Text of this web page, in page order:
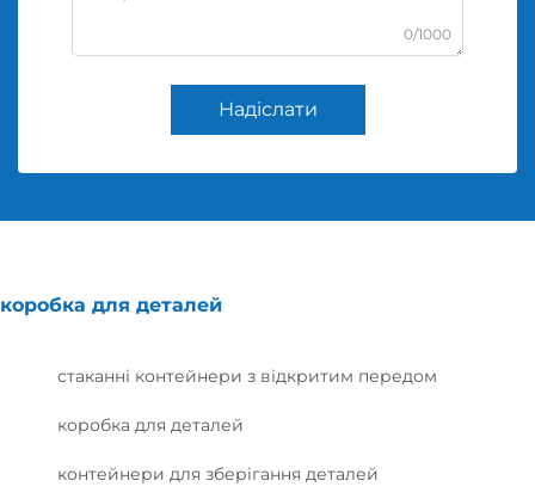
0/1000
Надіслати
коробка для деталей
стаканні контейнери з відкритим передом
коробка для деталей
контейнери для зберігання деталей